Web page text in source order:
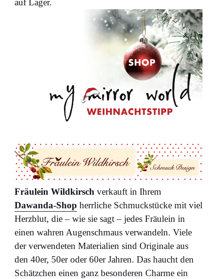
Fräulein Wildkirsch verkauft in Ihrem
Dawanda-Shop herrliche Schmuckstücke mit viel
Herzblut, die – wie sie sagt – jedes Fräulein in
einen wahren Augenschmaus verwandeln. Viele
der verwendeten Materialien sind Originale aus
den 40er, 50er oder 60er Jahren. Das haucht den
Schätzchen einen ganz besonderen Charme ein